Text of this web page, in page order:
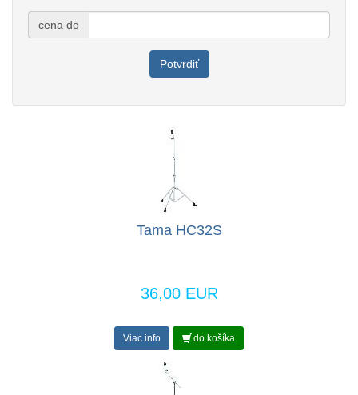
cena do
Potvrdiť
Tama HC32S
36,00 EUR
Viac info do košíka